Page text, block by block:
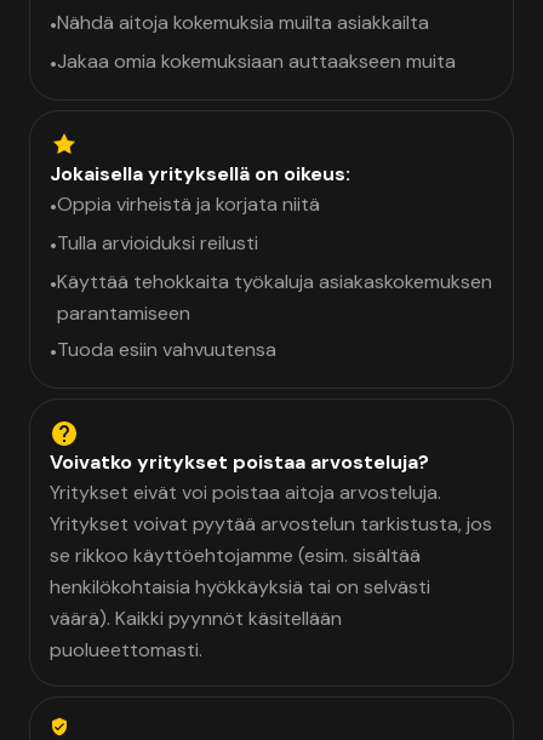
•Nähdä aitoja kokemuksia muilta asiakkailta
•Jakaa omia kokemuksiaan auttaakseen muita
Jokaisella yrityksellä on oikeus:
•Oppia virheistä ja korjata niitä
•Tulla arvioiduksi reilusti
•Käyttää tehokkaita työkaluja asiakaskokemuksen
parantamiseen
•Tuoda esiin vahvuutensa
Voivatko yritykset poistaa arvosteluja?
Yritykset eivät voi poistaa aitoja arvosteluja.
Yritykset voivat pyytää arvostelun tarkistusta, jos
se rikkoo käyttöehtojamme (esim. sisältää
henkilökohtaisia hyökkäyksiä tai on selvästi
väärä). Kaikki pyynnöt käsitellään
puolueettomasti.